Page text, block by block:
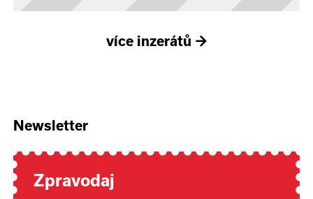
více inzerátů →
Newsletter
Zpravodaj